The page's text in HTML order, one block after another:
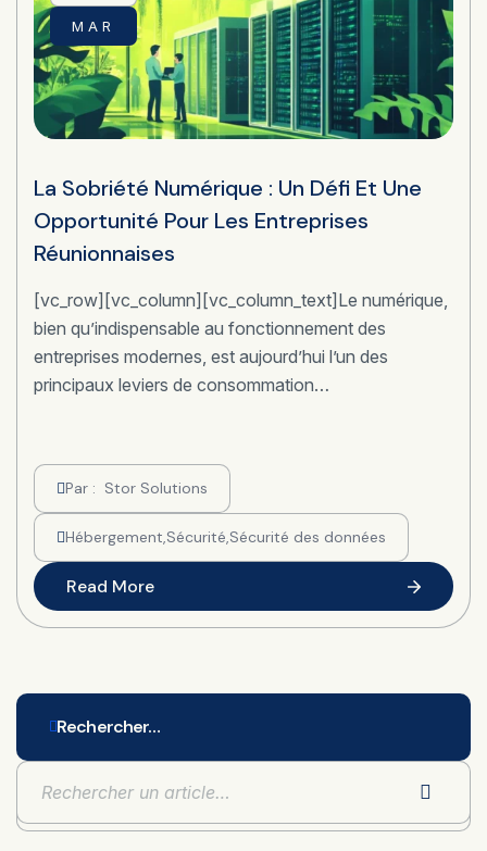
MAR
La Sobriété Numérique : Un Défi Et Une
Opportunité Pour Les Entreprises
Réunionnaises
[vc_row][vc_column][vc_column_text]Le numérique,
bien qu’indispensable au fonctionnement des
entreprises modernes, est aujourd’hui l’un des
principaux leviers de consommation…
Par : Stor Solutions
Hébergement,Sécurité,Sécurité des données
Read More
Rechercher…